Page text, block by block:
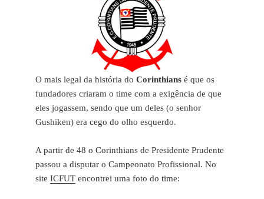
O mais legal da história do Corinthiansé que os
fundadores criaram o time com a exigência de que
eles jogassem, sendo que um deles (o senhor
Gushiken) era cego do olho esquerdo.
A partir de 48 o Corinthians de Presidente Prudente
passou a disputar o Campeonato Profissional. No
site ICFUTencontrei uma foto do time: